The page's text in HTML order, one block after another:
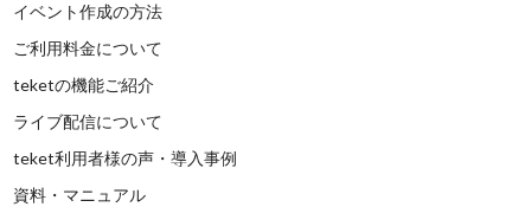
イベント作成の方法
ご利用料金について
teketの機能ご紹介
ライブ配信について
teket利用者様の声・導入事例
資料・マニュアル